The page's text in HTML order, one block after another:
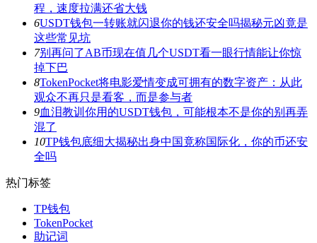
程，速度拉满还省大钱
6USDT钱包一转账就闪退你的钱还安全吗揭秘元凶竟是
这些常见坑
7别再问了AB币现在值几个USDT看一眼行情能让你惊
掉下巴
8TokenPocket将电影爱情变成可拥有的数字资产：从此
观众不再只是看客，而是参与者
9血泪教训你用的USDT钱包，可能根本不是你的别再弄
混了
10TP钱包底细大揭秘出身中国竟称国际化，你的币还安
全吗
热门标签
TP钱包
TokenPocket
助记词